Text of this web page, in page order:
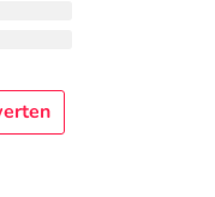
Besonders
positive Wirkung der